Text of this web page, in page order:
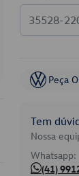
Peça
Tem
Nossa
Whatsapp:
(41)